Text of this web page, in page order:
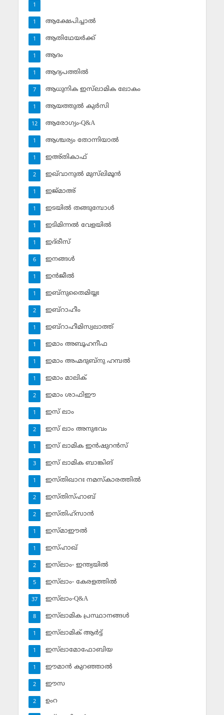
1
ആക്ഷേപിച്ചാല്‍
1
ആതിഥേയര്‍ക്ക്
1
ആദം
1
ആദ്യപത്തില്‍
1
ആധുനിക ഇസ്‌ലാമിക ലോകം
7
ആയത്തുല്‍ കുര്‍സി
1
ആരോഗ്യം-Q&A
12
ആശ്ചര്യം തോന്നിയാല്‍
1
ഇഅ്തികാഫ്‌
1
ഇഖ്‌വാനുല്‍ മുസ്‌ലിമൂന്‍
2
ഇജ്മാഅ്
1
ഇടയില്‍ തങ്ങുമ്പോള്‍
1
ഇടിമിന്നല്‍ വേളയില്‍
1
ഇദ്‌രീസ്‌
1
ഇനങ്ങള്‍
6
ഇന്‍ജീല്‍
1
ഇബ്‌നുതൈമിയ്യഃ
1
ഇബ്‌റാഹീം
2
ഇബ്‌റാഹീമിസ്വലാത്ത്
1
ഇമാം അബൂഹനീഫ
1
ഇമാം അഹ്മദുബ്‌നു ഹമ്പല്‍
1
ഇമാം മാലിക്
1
ഇമാം ശാഫിഈ
2
ഇസ് ലാം
1
ഇസ് ലാം അനുഭവം
2
ഇസ് ലാമിക ഇന്‍ഷുറന്‍സ്‌
1
ഇസ് ലാമിക ബാങ്കിങ്‌
3
ഇസ്തിഖാറഃ നമസ്‌കാരത്തില്‍
1
ഇസ്തിസ്ഹാബ്
2
ഇസ്തിഹ്‌സാന്‍
2
ഇസ്മാഈല്‍
1
ഇസ്ഹാഖ്‌
1
ഇസ്‌ലാം- ഇന്ത്യയില്‍
2
ഇസ്‌ലാം- കേരളത്തില്‍
5
ഇസ്‌ലാം-Q&A
37
ഇസ്‌ലാമിക പ്രസ്ഥാനങ്ങള്‍
8
ഇസ്‌ലാമിക് ആര്‍ട്ട്
1
ഇസ്‌ലാമോഫോബിയ
1
ഈമാന്‍ കുറഞ്ഞാല്‍
1
ഈസ
2
ഉംറ
2